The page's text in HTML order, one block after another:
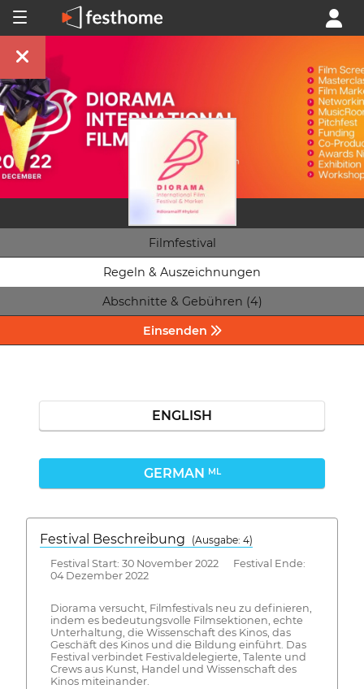
Filmfestival
Regeln & Auszeichnungen
Abschnitte & Gebühren (4)
Einsenden
ENGLISH
GERMAN ML
Festival Beschreibung
(Ausgabe: 4)
Festival Start: 30 November 2022 Festival Ende:
04 Dezember 2022
Diorama versucht, Filmfestivals neu zu definieren,
indem es bedeutungsvolle Filmsektionen, echte
Unterhaltung, die Wissenschaft des Kinos, das
Geschäft des Kinos und die Bildung einführt. Das
Festival verbindet Festivaldelegierte, Talente und
Crews aus Kunst, Handel und Wissenschaft des
Kinos miteinander.